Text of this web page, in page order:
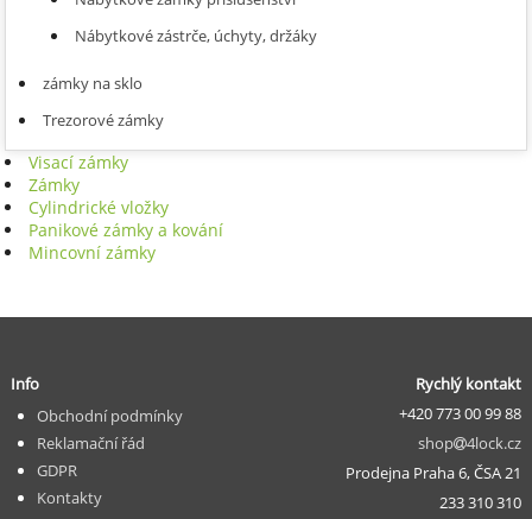
Nábytkové zástrče, úchyty, držáky
zámky na sklo
Trezorové zámky
Visací zámky
Zámky
Cylindrické vložky
Panikové zámky a kování
Mincovní zámky
Rychlý kontakt
+420 773 00 99 88
shop
4lock.cz
Prodejna Praha 6, ČSA 21
233 310 310
Info
Obchodní podmínky
Reklamační řád
GDPR
Kontakty